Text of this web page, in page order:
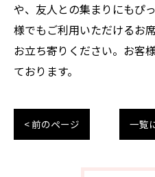
や、友人との集まりにもぴ
様でもご利用いただけるお
お立ち寄りください。お客
ております。
< 前のページ 一覧